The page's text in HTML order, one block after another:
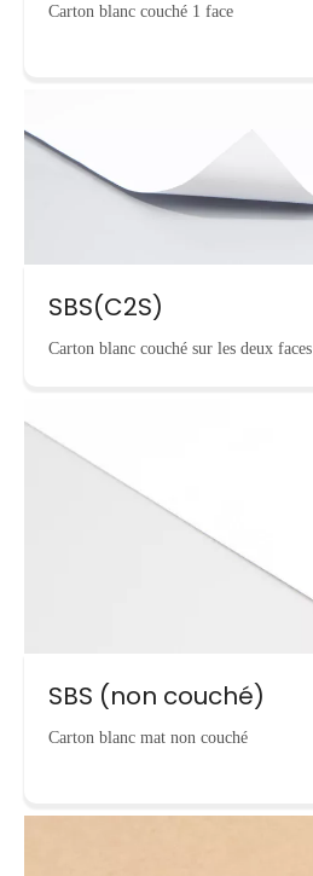
Carton blanc couché 1 face
SBS(C2S)
Carton blanc couché sur les deux faces
SBS (non couché)
Carton blanc mat non couché